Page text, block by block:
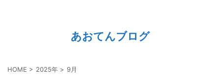
あおてんブログ
HOME > 2025年 > 9月